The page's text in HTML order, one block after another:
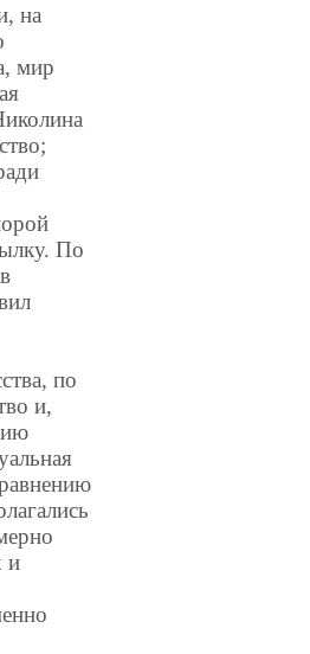
на
мир
По
по
и,
и